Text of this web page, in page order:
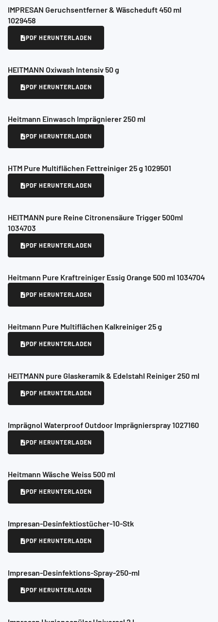
IMPRESAN Geruchsentferner & Wäscheduft 450 ml
1029458
PDF HERUNTERLADEN
HEITMANN Oxiwash Intensiv 50 g
PDF HERUNTERLADEN
Heitmann Einwasch Imprägnierer 250 ml
PDF HERUNTERLADEN
HTM Pure Multiflächen Fettreiniger 25 g 1029501
PDF HERUNTERLADEN
HEITMANN pure Reine Citronensäure Trigger 500ml
1034703
PDF HERUNTERLADEN
Heitmann Pure Kraftreiniger Essig Orange 500 ml 1034704
PDF HERUNTERLADEN
Heitmann Pure Multiflächen Kalkreiniger 25 g
PDF HERUNTERLADEN
HEITMANN pure Glaskeramik & Edelstahl Reiniger 250 ml
PDF HERUNTERLADEN
Imprägnol Waterproof Outdoor Imprägnierspray 1027160
PDF HERUNTERLADEN
Heitmann Wäsche Weiss 500 ml
PDF HERUNTERLADEN
Impresan-Desinfektiostücher-10-Stk
PDF HERUNTERLADEN
Impresan-Desinfektions-Spray-250-ml
PDF HERUNTERLADEN